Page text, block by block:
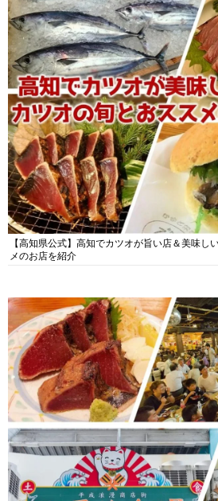
【高知県公式】高知でカツオが旨い店＆美味し
メのお店を紹介